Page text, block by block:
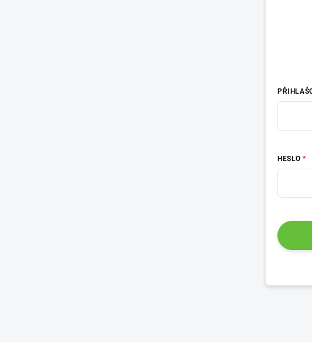
HESLO